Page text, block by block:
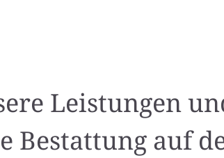
Leistungen
Bestattung auf